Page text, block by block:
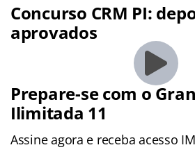
Concurso CRM PI:
aprovados
Prepare-se com o
Ilimitada 11
Assine agora e receba acesso